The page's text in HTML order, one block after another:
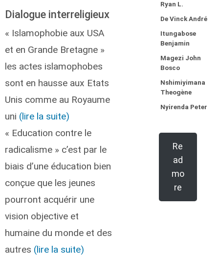
Dialogue interreligieux
« Islamophobie aux USA
et en Grande Bretagne »
les actes islamophobes
sont en hausse aux Etats
Unis comme au Royaume
uni (lire la suite)
« Education contre le
radicalisme » c’est par le
biais d’une éducation bien
conçue que les jeunes
pourront acquérir une
vision objective et
humaine du monde et des
autres (lire la suite)
Ryan L.
De Vinck André
Itungabose
Benjamin
Magezi John
Bosco
Nshimiyimana
Theogène
Nyirenda Peter
Re
ad
mo
re